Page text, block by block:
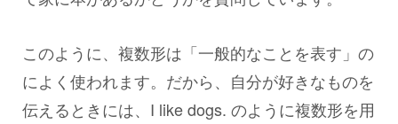
このように、複数形は「一般的なことを表す」の
によく使われます。だから、自分が好きなものを
伝えるときには、I like dogs. のように複数形を用